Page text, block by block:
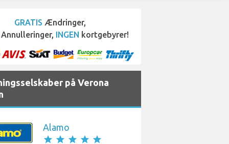
GRATIS Ændringer,
Annulleringer, INGEN kortgebyrer!
på Verona
Alamo
star star star star star